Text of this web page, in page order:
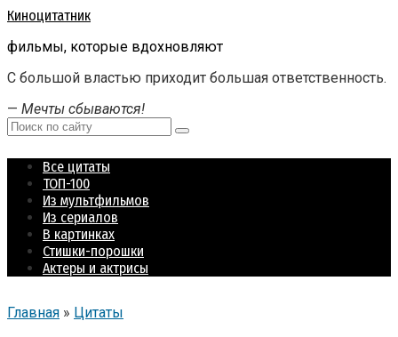
Перейти
контенту
Киноцитатник
фильмы, которые вдохновляют
С большой властью приходит большая ответственность.
— Мечты сбываются!
Поиск:
Все цитаты
ТОП-100
Из мультфильмов
Из сериалов
В картинках
Стишки-порошки
Актеры и актрисы
Главная » Цитаты